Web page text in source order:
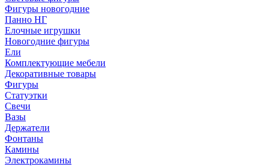
Фигуры новогодние
Панно НГ
Елочные игрушки
Новогодние фигуры
Ели
Комплектующие мебели
Декоративные товары
Фигуры
Статуэтки
Свечи
Вазы
Держатели
Фонтаны
Камины
Электрокамины